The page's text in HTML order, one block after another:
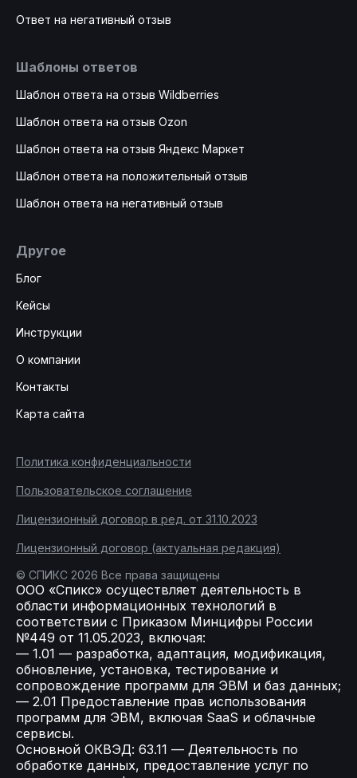
Ответ на негативный отзыв
Шаблоны ответов
Шаблон ответа на отзыв Wildberries
Шаблон ответа на отзыв Ozon
Шаблон ответа на отзыв Яндекс Маркет
Шаблон ответа на положительный отзыв
Шаблон ответа на негативный отзыв
Другое
Блог
Кейсы
Инструкции
О компании
Контакты
Карта сайта
Политика конфиденциальности
Пользовательское соглашение
Лицензионный договор в ред. от 31.10.2023
Лицензионный договор (актуальная редакция)
© СПИКС 2026 Все права защищены
ООО «Спикс» осуществляет деятельность в
области информационных технологий в
соответствии с Приказом Минцифры России
№449 от 11.05.2023, включая:
— 1.01 — разработка, адаптация, модификация,
обновление, установка, тестирование и
сопровождение программ для ЭВМ и баз данных;
— 2.01 Предоставление прав использования
программ для ЭВМ, включая SaaS и облачные
сервисы.
Основной ОКВЭД: 63.11 — Деятельность по
обработке данных, предоставление услуг по